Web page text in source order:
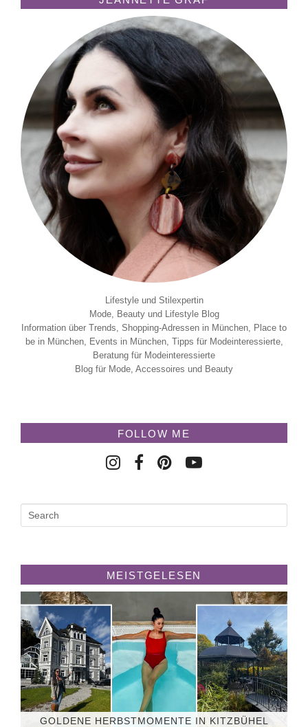
Lifestyle und Stilexpertin
Mode, Beauty und Lifestyle Blog
Information über Trends, Shopping-Adressen in München, Place to
be in München, Events in München, Tipps für Modeinteressierte,
Beratung für Modeinteressierte
Blog für Mode, Accessoires und Beauty
FOLLOW ME
MEISTGELESEN
GOLDENE HERBSTMOMENTE IN KITZBÜHEL